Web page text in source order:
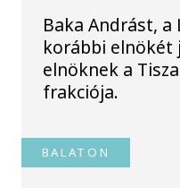
Baka Andrást,
korábbi elnökét
elnöknek a
frakciója.
BALATON